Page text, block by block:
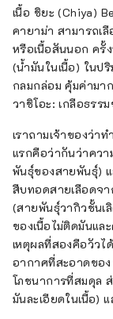
เนื้อ ชิยะ (Chiya)
คายาม่า สามารถเ
หรือเนื้อสันนอก ครั้
(น้ำมันในเนื้อ) ในป
กลมกล่อม คุ้มค่ามา
วาชิโอะ: เกลือธร
เราถามเจ้าของว่า
แรกคือว่ากันว่าคว
พันธุ์ของสายพันธุ์) แ
สืบทอดสายเลือดจ
(สายพันธุ์วากิวชั้นเ
ของเนื้อไม่ติดมันแล
เหตุผลที่สองคือวัวไ
อากาศที่สะอาดขอ
โภชนาการที่สมดุล
มันละเอียดในเนื้อ)